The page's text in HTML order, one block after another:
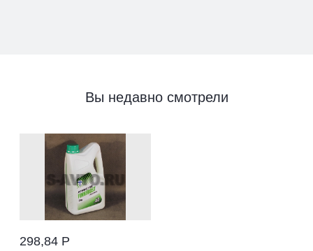
Вы недавно смотрели
298,84 Р